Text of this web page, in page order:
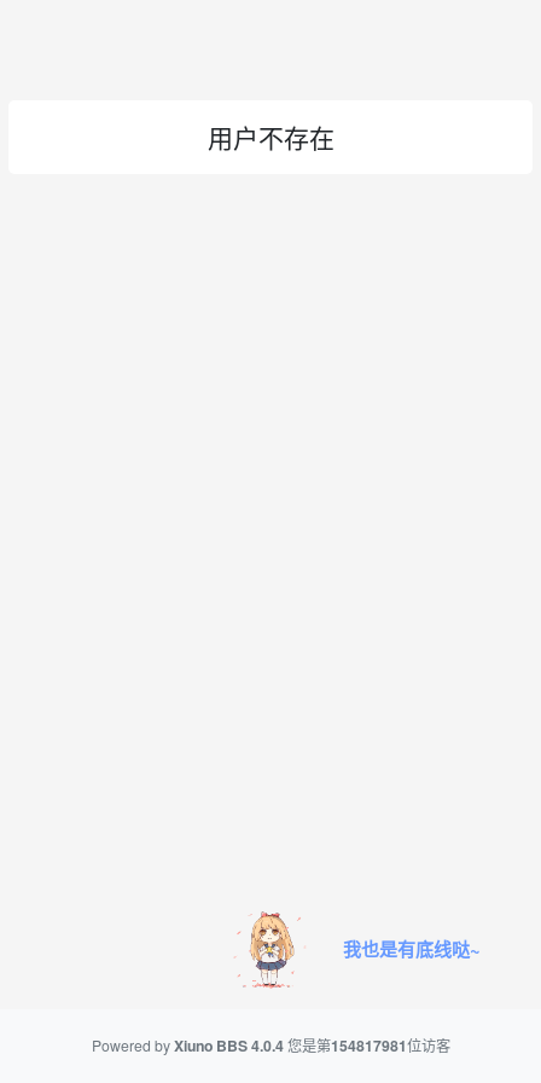
用户不存在
我也是有底线哒~
Powered byXiuno BBS4.0.4 您是第154817981位访客